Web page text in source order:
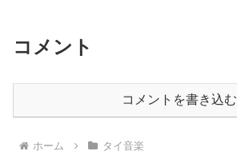
コメント
コメントを書き込む
ホーム タイ音楽